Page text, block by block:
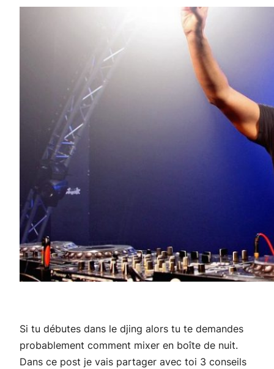
Si tu débutes dans le djing alors tu te demandes
probablement comment mixer en boîte de nuit.
Dans ce post je vais partager avec toi 3 conseils